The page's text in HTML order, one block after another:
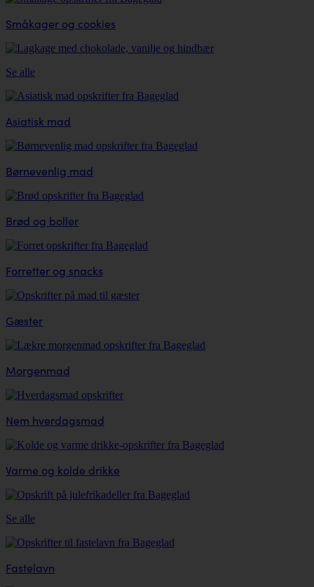
Småkager og cookies
Se alle
Asiatisk mad
Børnevenlig mad
Brød og boller
Forretter og snacks
Gæster
Morgenmad
Nem hverdagsmad
Varme og kolde drikke
Se alle
Fastelavn